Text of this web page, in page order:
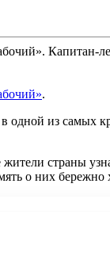
Капитан-
.
из самых
страны
о них бережно